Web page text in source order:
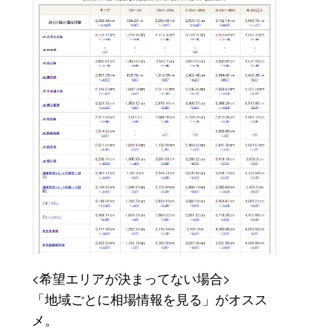
<希望エリアが決まってない場合>
「地域ごとに相場情報を見る」がオスス
メ。